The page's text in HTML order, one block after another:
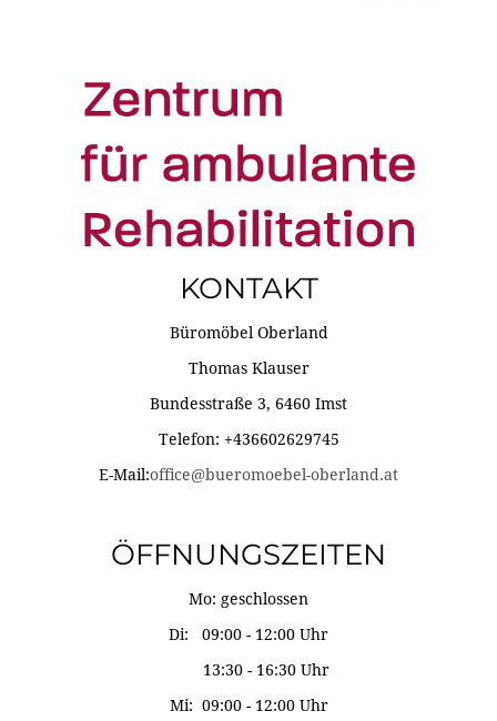
KONTAKT
Büromöbel Oberland
Thomas Klauser
Bundesstraße 3, 6460 Imst
Telefon: +436602629745
E-Mail:office@bueromoebel-oberland.at
ÖFFNUNGSZEITEN
Mo: geschlossen
Di: 09:00 - 12:00 Uhr
13:30 - 16:30 Uhr
Mi: 09:00 - 12:00 Uhr